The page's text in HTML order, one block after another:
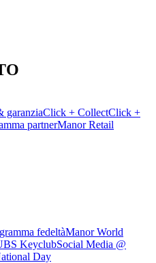
garanziaClick + CollectClick +
partnerManor Retail
fedeltàManor World
KeyclubSocial Media @
Day